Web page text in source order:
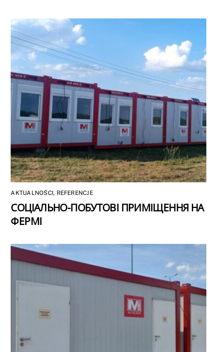
AKTUALNOŚCI, REFERENCJE
СОЦІАЛЬНО-ПОБУТОВІ ПРИМІЩЕННЯ НА
ФЕРМІ